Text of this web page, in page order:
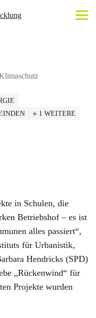
1 WEITERE
in Schulen, die
Betriebshof – es ist
alles passiert“,
für Urbanistik,
Hendricks (SPD)
„Rückenwind“ für
Projekte wurden